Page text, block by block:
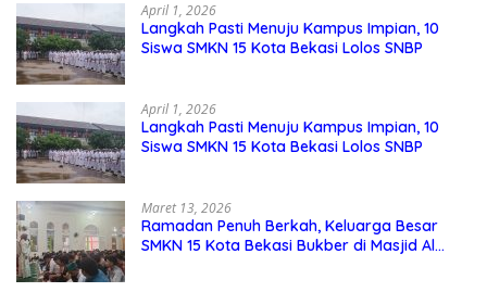
April 1, 2026
Langkah Pasti Menuju Kampus Impian, 10
Siswa SMKN 15 Kota Bekasi Lolos SNBP
April 1, 2026
Langkah Pasti Menuju Kampus Impian, 10
Siswa SMKN 15 Kota Bekasi Lolos SNBP
Maret 13, 2026
Ramadan Penuh Berkah, Keluarga Besar
SMKN 15 Kota Bekasi Bukber di Masjid Al